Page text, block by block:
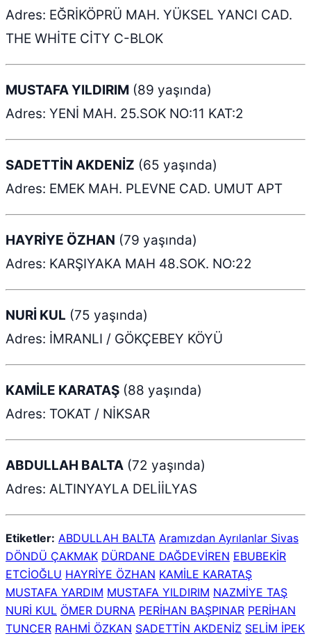
Adres: EĞRİKÖPRÜ MAH. YÜKSEL YANCI CAD.
THE WHİTE CİTY C-BLOK
MUSTAFA YILDIRIM (89 yaşında)
Adres: YENİ MAH. 25.SOK NO:11 KAT:2
SADETTİN AKDENİZ (65 yaşında)
Adres: EMEK MAH. PLEVNE CAD. UMUT APT
HAYRİYE ÖZHAN (79 yaşında)
Adres: KARŞIYAKA MAH 48.SOK. NO:22
NURİ KUL (75 yaşında)
Adres: İMRANLI / GÖKÇEBEY KÖYÜ
KAMİLE KARATAŞ (88 yaşında)
Adres: TOKAT / NİKSAR
ABDULLAH BALTA (72 yaşında)
Adres: ALTINYAYLA DELİİLYAS
Etiketler: ABDULLAH BALTA Aramızdan Ayrılanlar Sivas
DÖNDÜ ÇAKMAK DÜRDANE DAĞDEVİREN EBUBEKİR
ETCİOĞLU HAYRİYE ÖZHAN KAMİLE KARATAŞ
MUSTAFA YARDIM MUSTAFA YILDIRIM NAZMİYE TAŞ
NURİ KUL ÖMER DURNA PERİHAN BAŞPINAR PERİHAN
TUNCER RAHMİ ÖZKAN SADETTİN AKDENİZ SELİM İPEK